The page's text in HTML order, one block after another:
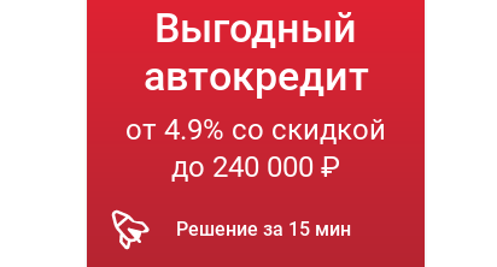
Выгодный
автокредит
от 4.9% со скидкой
до 240 000 ₽
Решение за 15 мин